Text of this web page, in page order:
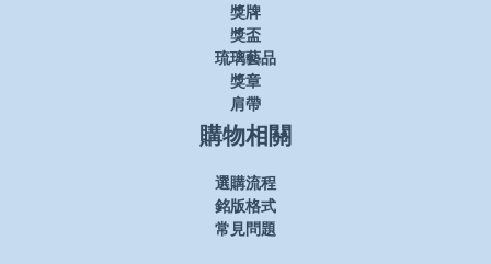
獎牌
獎盃
琉璃藝品
獎章
肩帶
購物相關
選購流程
銘版格式
常見問題